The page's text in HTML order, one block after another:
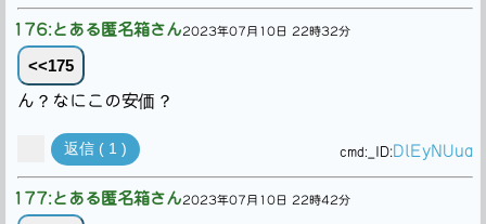
176:とある匿名箱さん2023年07月10日 22時32分
<<175
ん？なにこの安価？
返信 ( 1 ) cmd: _ID:DlEyNUua
177:とある匿名箱さん2023年07月10日 22時42分